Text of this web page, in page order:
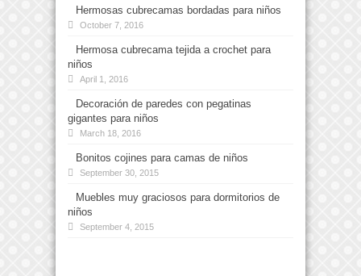
Hermosas cubrecamas bordadas para niños
October 7, 2016
Hermosa cubrecama tejida a crochet para
niños
April 1, 2016
Decoración de paredes con pegatinas
gigantes para niños
March 18, 2016
Bonitos cojines para camas de niños
September 30, 2015
Muebles muy graciosos para dormitorios de
niños
September 4, 2015